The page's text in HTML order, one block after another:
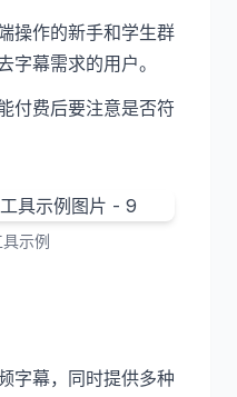
操作的新手和学生群
字幕需求的用户。
付费后要注意是否符
示例
字幕，同时提供多种